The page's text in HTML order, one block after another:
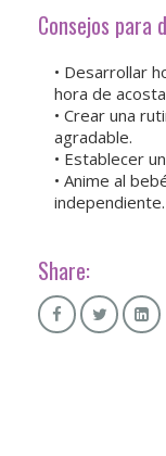
Consejos para
• Desarrollar
hora de
• Crear una
agradable.
• Establecer
• Anime al
independiente.
Share: